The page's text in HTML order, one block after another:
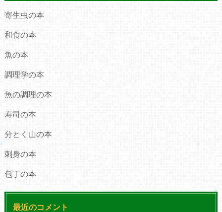
寄生虫の本
和食の本
魚の本
調理学の本
魚の調理の本
寿司の本
分とく山の本
刺身の本
包丁の本
最近のコメント